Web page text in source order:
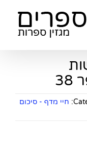
חיי מדף - סיכום